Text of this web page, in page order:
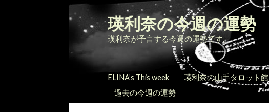
瑛利奈の今週の運勢
瑛利奈が予言する今週の運勢です。
ELINA’s This week 瑛利奈の山手タロット館
過去の今週の運勢